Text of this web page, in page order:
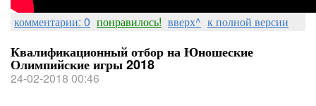
комментарии: 0 понравилось! вверх^ к полной версии
Квалификационный отбор на Юношеские
Олимпийские игры 2018
24-02-2018 00:46